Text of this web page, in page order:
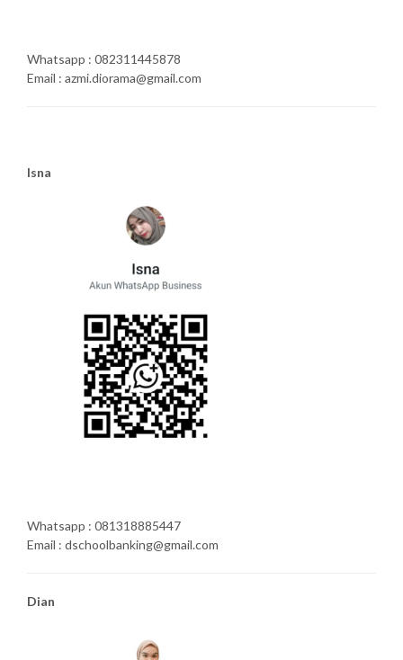
Whatsapp : 082311445878
Email : azmi.diorama@gmail.com
Isna
Whatsapp : 081318885447
Email : dschoolbanking@gmail.com
Dian